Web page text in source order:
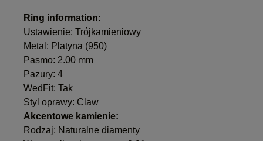
Ring information:
Ustawienie: Trójkamieniowy
Metal: Platyna (950)
Pasmo: 2.00 mm
Pazury: 4
WedFit: Tak
Styl oprawy: Claw
Akcentowe kamienie:
Rodzaj: Naturalne diamenty